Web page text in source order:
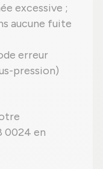
excessive ;
aucune fuite
erreur
pression)
0024 en